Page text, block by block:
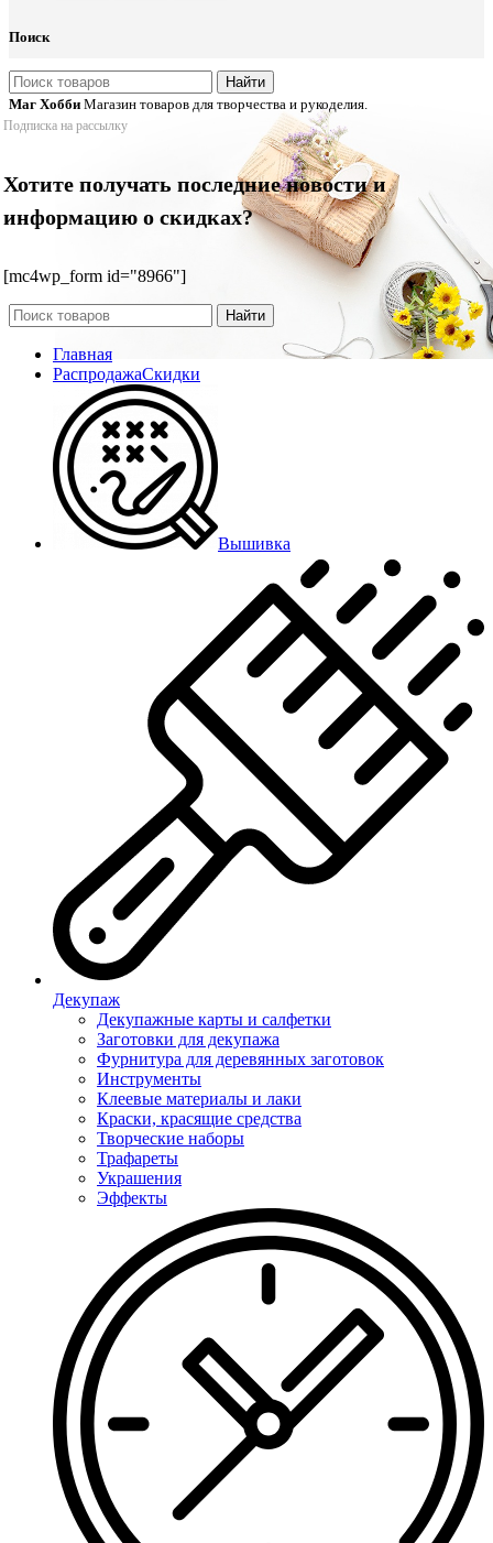
Поиск
Найти
Маг Хобби Магазин товаров для творчества и рукоделия.
Подписка на рассылку
Хотите получать последние новости и
информацию о скидках?
[mc4wp_form id="8966"]
Найти
Главная
РаспродажаСкидки
Вышивка
Декупаж
Декупажные карты и салфетки
Заготовки для декупажа
Фурнитура для деревянных заготовок
Инструменты
Клеевые материалы и лаки
Краски, красящие средства
Творческие наборы
Трафареты
Украшения
Эффекты